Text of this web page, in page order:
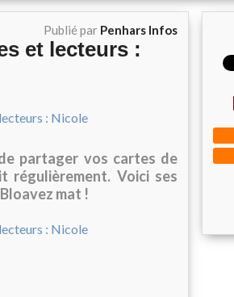
Publié par Penhars Infos
et lecteurs :
partager vos cartes de
Voici ses
mat !